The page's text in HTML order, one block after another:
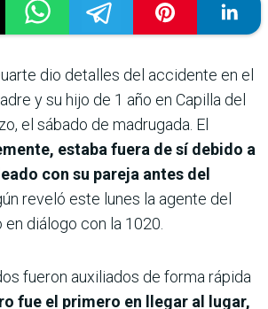
dio detalles del accidente en el
y su hijo de 1 año en Capilla del
el sábado de madrugada. El
estaba fuera de sí debido a
con su pareja antes del
reveló este lunes la agente del
diálogo con la 1020.
fueron auxiliados de forma rápida
fue el primero en llegar al lugar,